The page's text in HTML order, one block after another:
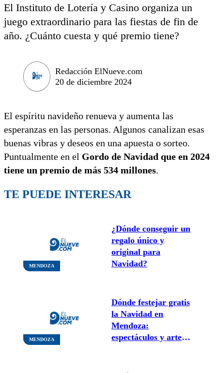
El Instituto de Lotería y Casino organiza un
juego extraordinario para las fiestas de fin de
año. ¿Cuánto cuesta y qué premio tiene?
Redacción ElNueve.com
20 de diciembre 2024
El espíritu navideño renueva y aumenta las
esperanzas en las personas. Algunos canalizan esas
buenas vibras y deseos en una apuesta o sorteo.
Puntualmente en el Gordo de Navidad que en 2024
tiene un premio de más 534 millones.
TE PUEDE INTERESAR
MENDOZA
¿Dónde conseguir un
regalo único y
original para
Navidad?
MENDOZA
Dónde festejar gratis
la Navidad en
Mendoza:
espectáculos y arte